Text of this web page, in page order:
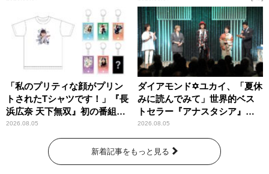
「私のプリティな顔がプリン
トされたTシャツです！」『長
浜広奈 天下無双』初の番組グ
ッズ発売
2026.08.05
ダイアモンド✡ユカイ、「夏休
みに読んでみて」世界的ベス
トセラー『アナスタシア』を
紹介
2026.08.05
新着記事をもっと見る